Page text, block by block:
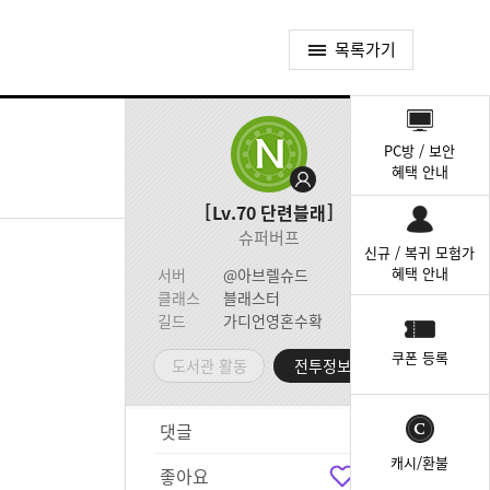
목록가기
Lv.70 단련블래
슈퍼버프
서버
@아브렐슈드
클래스
블래스터
길드
가디언영혼수확
도서관 활동 전투정보실
댓글
좋아요
PC방 / 보안
혜택 안내
신규 / 복귀 모험가
혜택 안내
쿠폰 등록
캐시/환불